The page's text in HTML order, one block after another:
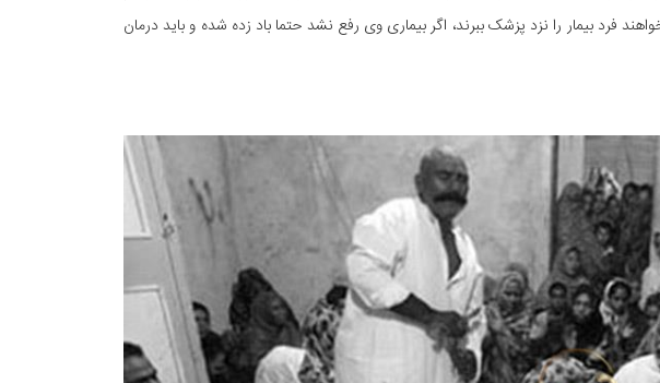
فرد بیمار را نزد پزشک ببرند، اگر بیماری وی رفع نشد حتما باد زده شده و باید درمان